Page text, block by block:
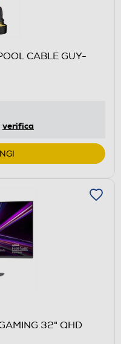
CABLE GUY-
verifica
32" QHD